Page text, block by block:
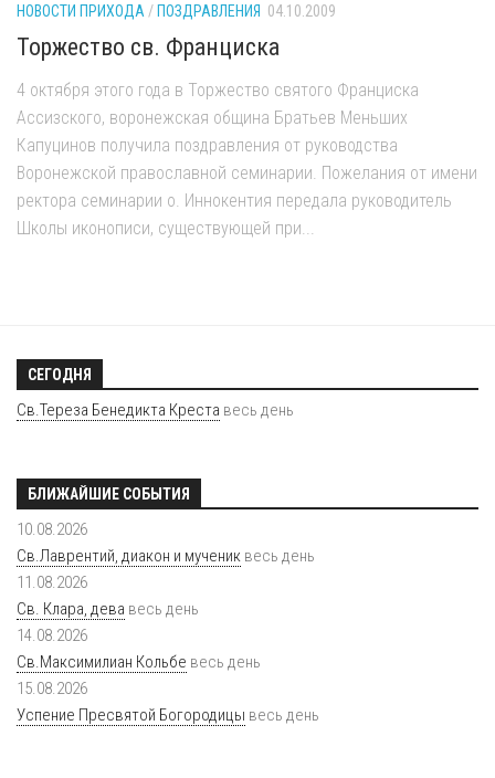
НОВОСТИ ПРИХОДА / ПОЗДРАВЛЕНИЯ 04.10.2009
Торжество св. Франциска
4 октября этого года в Торжество святого Франциска
Ассизского, воронежская община Братьев Меньших
Капуцинов получила поздравления от руководства
Воронежской православной семинарии. Пожелания от имени
ректора семинарии о. Иннокентия передала руководитель
Школы иконописи, существующей при...
СЕГОДНЯ
Св.Тереза Бенедикта Креста весь день
БЛИЖАЙШИЕ СОБЫТИЯ
10.08.2026
Св.Лаврентий, диакон и мученик весь день
11.08.2026
Св. Клара, дева весь день
14.08.2026
Св.Максимилиан Кольбе весь день
15.08.2026
Успение Пресвятой Богородицы весь день